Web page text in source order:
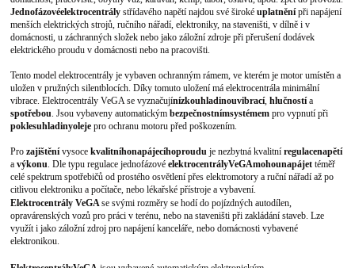
Jednofázovéelektrocentrály střídavého napětí najdou své širokéuplatněnípři napájení
menších elektrických strojů, ručního nářadí, elektroniky, na staveništi, v dílně i v
domácnosti, u záchranných složek nebo jako záložní zdroje při přerušení dodávek
elektrického proudu v domácnosti nebo na pracovišti.
Tento model elektrocentrály je vybaven ochranným rámem, ve kterém je motor umístěn a
uložen v pružných silentblocích. Díky tomuto uložení má elektrocentrála minimální
vibrace.ElektrocentrályVeGAsevyznačujínízkouhladinouvibrací,hlučnostía
spotřebou. Jsou vybaveny automatickýmbezpečnostnímsystémem pro vypnutí při
poklesuhladinyoleje pro ochranu motoru před poškozením.
Prozajištěnívysocekvalitníhonapájecíhoproudu je nezbytná kvalitníregulacenapětí
avýkonu. Dle typu regulace jednofázovéelektrocentrályVeGAmohounapájet téměř
celé spektrum spotřebičů od prostého osvětlení přes elektromotory a ruční nářadí až po
citlivou elektroniku a počítače, nebo lékařské přístroje a vybavení.
Elektrocentrály VeGAse svými rozměry se hodí do pojízdných autodílen,
opravárenských vozů pro práci v terénu, nebo na staveništi při zakládání staveb. Lze
využít i jako záložní zdroj pro napájení kanceláře, nebo domácnosti vybavené
elektronikou.